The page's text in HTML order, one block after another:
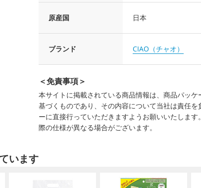
原産国 日本
ブランド CIAO（チャオ）
＜免責事項＞
本サイトに掲載されている商品情報は、商品パッ
基づくものであり、その内容について当社は責任
ーに直接行っていただきますようお願いいたしま
際の仕様が異なる場合がございます。
います